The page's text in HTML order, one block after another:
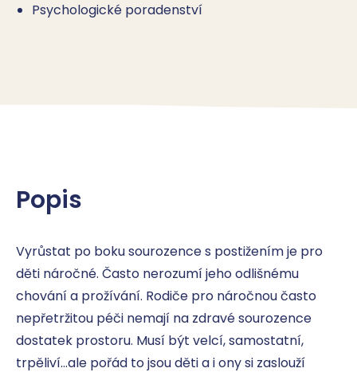
Psychologické poradenství
Popis
Vyrůstat po boku sourozence s postižením je pro
děti náročné. Často nerozumí jeho odlišnému
chování a prožívání. Rodiče pro náročnou často
nepřetržitou péči nemají na zdravé sourozence
dostatek prostoru. Musí být velcí, samostatní,
trpěliví…ale pořád to jsou děti a i ony si zaslouží